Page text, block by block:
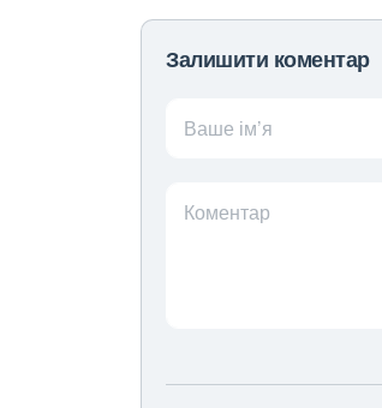
Залишити коментар
Ваше ім’я
Коментар